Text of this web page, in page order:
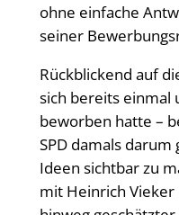
ohne einfache
seiner
Rückblickend auf
sich bereits einmal
beworben hatte –
SPD damals
Ideen sichtbar zu
mit Heinrich